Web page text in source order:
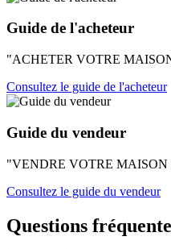
Guide de l'acheteur
"ACHETER VOTRE MAISON
Consultez le guide de l'acheteur
Guide du vendeur
"VENDRE VOTRE MAISON
Consultez le guide du vendeur
Questions